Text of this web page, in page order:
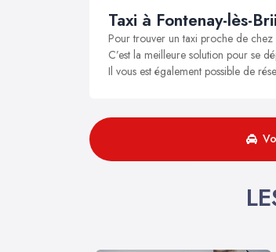
Taxi à Fontenay-lès-
Pour trouver un taxi proche de chez
C’est la meilleure solution pour se
Il vous est également possible de